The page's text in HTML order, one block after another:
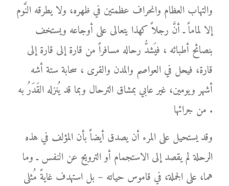
والتهاب العظام وانحراف عظمتين في ظهره، ولا يطرقه النَّوم
إلا لماماً ـ أنَّ رجلاً كهذا يتعالى على أوجاعه ويستخف
بنصائح أطبائه ، فيَشدُّ رحاله مسافراً من قارة إلى قارة إلى
قارة، فيحل في العواصم والمدن والقرى ، سحابة ستة أشه
أشهر ويومين، غير عابي بمشاق الترحال وبما قد يُنزله القَدَرُ به
من جرائها .
وقد يستحيل على المرء أن يصدق أيضاً بأن المؤلف في هذه
الرحلة لم يقصد إلى الاستجمام أو الترويح عن النفس ـ وما
هما، على الجملة، في قاموس حياته – بل استهدف غايةً مُثلى